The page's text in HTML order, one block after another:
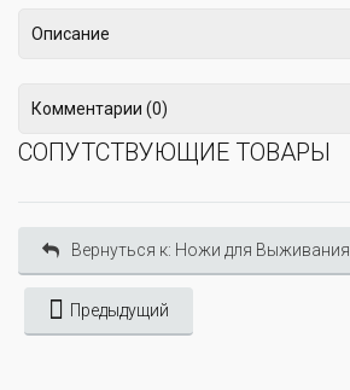
Описание
Комментарии (0)
СОПУТСТВУЮЩИЕ ТОВАРЫ
Вернуться к: Ножи для Выживания
Предыдущий